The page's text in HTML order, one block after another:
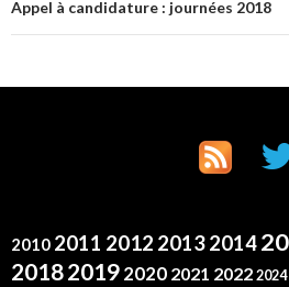
Appel à candidature : journées 2018
2010 2011 2012 20132014
20182019 2020 2021 2022 2024